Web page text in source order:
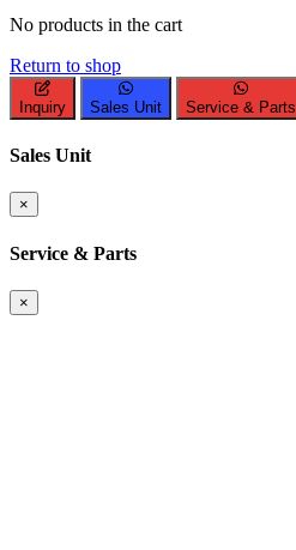
No products in the cart
Return to shop
Inquiry Sales Unit Service & Parts
Sales Unit
×
Service & Parts
×